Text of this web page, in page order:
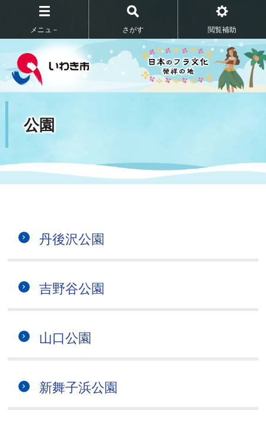
メニュ－ さがす 閲覧補助
公園
丹後沢公園
吉野谷公園
山口公園
新舞子浜公園